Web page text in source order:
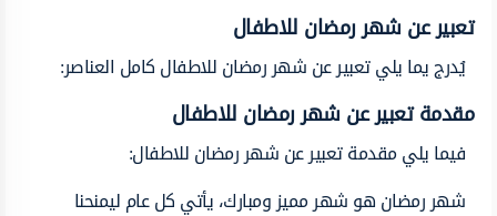
تعبير عن شهر رمضان للاطفال
يُدرج يما يلي تعبير عن شهر رمضان للاطفال كامل العناصر:
مقدمة تعبير عن شهر رمضان للاطفال
فيما يلي مقدمة تعبير عن شهر رمضان للاطفال:
شهر رمضان هو شهر مميز ومبارك، يأتي كل عام ليمنحنا